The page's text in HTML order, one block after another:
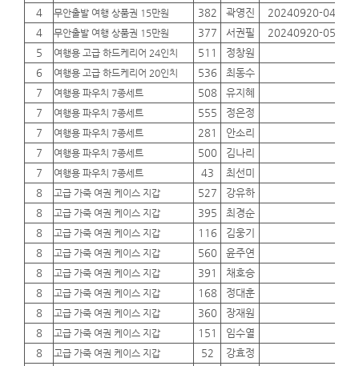
4
무안출발 여행 상품권 15만원 382 곽영진 20240920-04
4
무안출발 여행 상품권 15만원 377 서권필 20240920-05
5
여행용 고급 하드케리어 24인치 511 정창원
6
여행용 고급 하드케리어 20인치 536 최동수
7
여행용 파우치 7종세트 508 유지혜
7
여행용 파우치 7종세트 555 정은정
7
여행용 파우치 7종세트 281 안소리
7
여행용 파우치 7종세트 500 김나리
7
여행용 파우치 7종세트 43 최선미
8
고급 가죽 여권 케이스 지갑 527 강유하
8
고급 가죽 여권 케이스 지갑 395 최경순
8
고급 가죽 여권 케이스 지갑 116 김웅기
8
고급 가죽 여권 케이스 지갑 560 윤주연
8
고급 가죽 여권 케이스 지갑 391 채호승
8
고급 가죽 여권 케이스 지갑 168 정대훈
8
고급 가죽 여권 케이스 지갑 360 장재원
8
고급 가죽 여권 케이스 지갑 151 임수열
8
고급 가죽 여권 케이스 지갑 52 강효정